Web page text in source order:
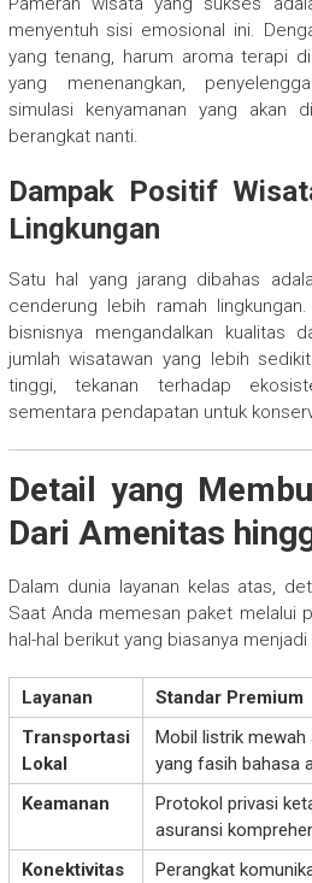
menyentuh sisi emosional ini.
yang tenang, harum aroma terapi
yang menenangkan,
simulasi kenyamanan yang akan
berangkat nanti.
Dampak Positif
Lingkungan
Satu hal yang jarang dibahas
cenderung lebih ramah
bisnisnya mengandalkan kualitas
jumlah wisatawan yang lebih
tinggi, tekanan terhadap
sementara pendapatan untuk
Detail yang
Dari Amenitas
Dalam dunia layanan kelas atas,
Saat Anda memesan paket melalui
hal-hal berikut yang biasanya menjadi
Layanan
Standar Premium
Transportasi
Lokal
Mobil listrik
yang fasih bahasa
Keamanan
Protokol privasi
asuransi
Konektivitas
Perangkat